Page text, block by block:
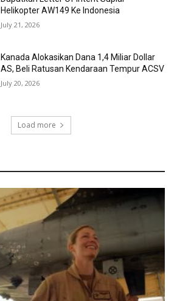
Helikopter AW149 Ke Indonesia
July 21, 2026
Kanada Alokasikan Dana 1,4 Miliar Dollar
AS, Beli Ratusan Kendaraan Tempur ACSV
July 20, 2026
Load more